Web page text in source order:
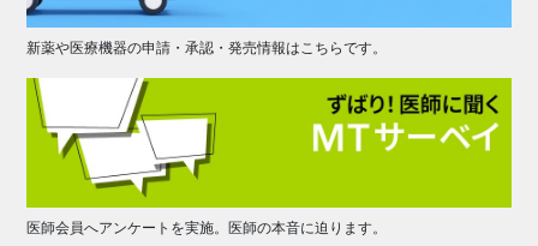
新薬や医療機器の申請・承認・発売情報はこちらです。
医師会員へアンケートを実施。医師の本音に迫ります。